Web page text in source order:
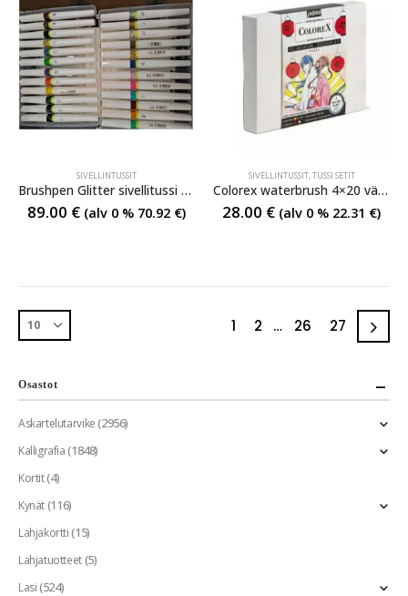
SIVELLINTUSSIT
Brushpen Glitter sivellitussi sarja
89.00 € (alv 0 % 70.92 €)
SIVELLINTUSSIT,TUSSI SETIT
Colorex waterbrush 4×20 väri ja sivellinsetti
28.00 € (alv 0 % 22.31 €)
1 2 … 26 27
Osastot
Askartelutarvike(2956)
Kalligrafia(1848)
Kortit(4)
Kynät(116)
Lahjakortti(15)
Lahjatuotteet(5)
Lasi(524)